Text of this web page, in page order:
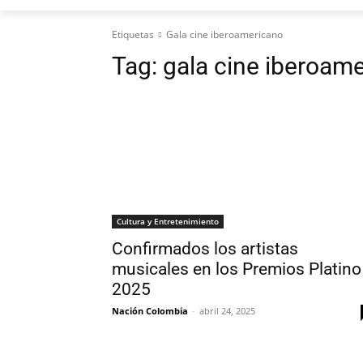
Etiquetas Gala cine iberoamericano
Tag: gala cine
Cultura y Entretenimiento
Confirmados los artistas
musicales en los Premios Platino
2025
Nación Colombia - abril 24, 2025